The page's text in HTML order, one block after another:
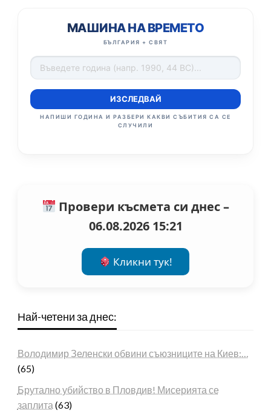
МАШИНА НА ВРЕМЕТО
БЪЛГАРИЯ + СВЯТ
ИЗСЛЕДВАЙ
НАПИШИ ГОДИНА И РАЗБЕРИ КАКВИ СЪБИТИЯ СА СЕ
СЛУЧИЛИ
Провери късмета си днес –
06.08.2026 15:21
Кликни тук!
Най-четени за днес:
Володимир Зеленски обвини съюзниците на Киев:…
(65)
Брутално убийство в Пловдив! Мисерията се
заплита (63)